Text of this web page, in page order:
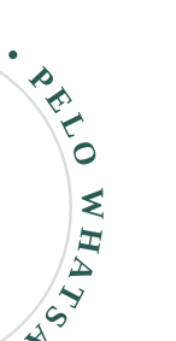
•